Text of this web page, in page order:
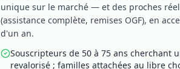
unique sur le marché — et des proches
(assistance complète, remises OGF), en
d'un an.
Souscripteurs de 50 à 75 ans cherchant
revalorisé ; familles attachées au libre